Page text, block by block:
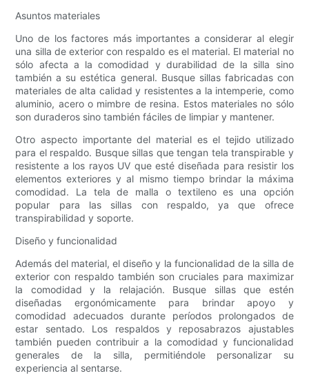
Asuntos materiales
Uno de los factores más importantes a considerar al elegir
una silla de exterior con respaldo es el material. El material no
sólo afecta a la comodidad y durabilidad de la silla sino
también a su estética general. Busque sillas fabricadas con
materiales de alta calidad y resistentes a la intemperie, como
aluminio, acero o mimbre de resina. Estos materiales no sólo
son duraderos sino también fáciles de limpiar y mantener.
Otro aspecto importante del material es el tejido utilizado
para el respaldo. Busque sillas que tengan tela transpirable y
resistente a los rayos UV que esté diseñada para resistir los
elementos exteriores y al mismo tiempo brindar la máxima
comodidad. La tela de malla o textileno es una opción
popular para las sillas con respaldo, ya que ofrece
transpirabilidad y soporte.
Diseño y funcionalidad
Además del material, el diseño y la funcionalidad de la silla de
exterior con respaldo también son cruciales para maximizar
la comodidad y la relajación. Busque sillas que estén
diseñadas ergonómicamente para brindar apoyo y
comodidad adecuados durante períodos prolongados de
estar sentado. Los respaldos y reposabrazos ajustables
también pueden contribuir a la comodidad y funcionalidad
generales de la silla, permitiéndole personalizar su
experiencia al sentarse.